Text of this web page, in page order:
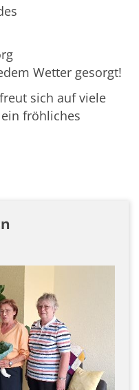
Wetter gesorgt!
sich auf viele
fröhliches